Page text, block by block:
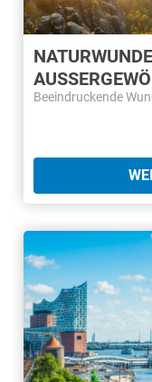
Beeindruckende